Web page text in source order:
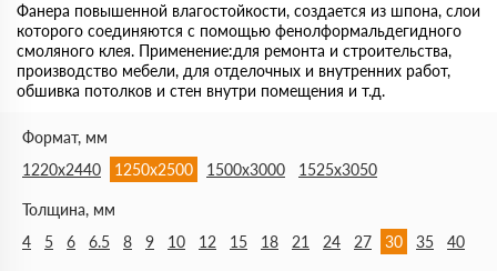
Фанера повышенной влагостойкости, создается из шпона, слои
которого соединяются с помощью фенолформальдегидного
смоляного клея. Применение:для ремонта и строительства,
производство мебели, для отделочных и внутренних работ,
обшивка потолков и стен внутри помещения и т.д.
Формат, мм
1220х2440
1250х2500 1500х3000 1525х3050
Толщина, мм
4
5 6 6.5 8 9 10 12 15 18 21 24 27 30 35 40